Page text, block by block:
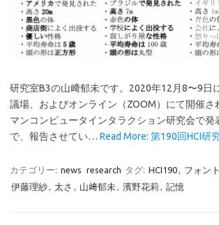
研究室B3の山﨑郁未です。2020年12月8〜9日
議場、およびオンライン（ZOOM）にて開催さ
マンコンピュータインタラクション研究会で発
で、報告させてい… Read More: 第190回HCI研
カテゴリー: news research タグ: HCI190, フォント
伊藤理紗, 太さ , 山﨑郁未, 濱野花莉 , 記憶